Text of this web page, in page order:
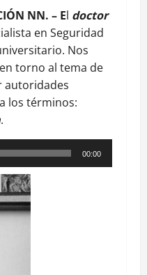
NN. – El doctor
en Seguridad
Nos
torno al tema de
autoridades
los términos:
.
00:00